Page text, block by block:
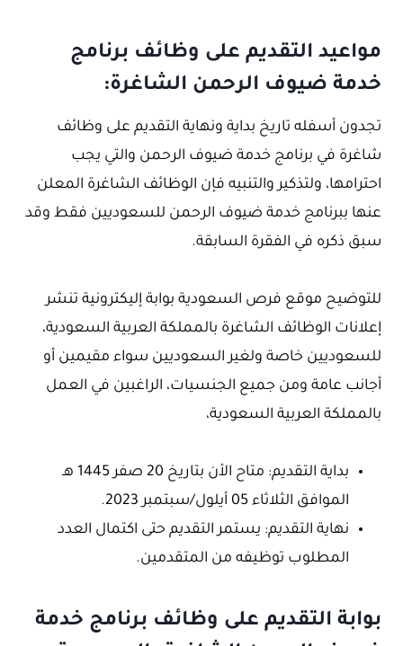
مواعيد التقديم على وظائف برنامج
خدمة ضيوف الرحمن الشاغرة:
تجدون أسفله تاريخ بداية ونهاية التقديم على وظائف
شاغرة في برنامج خدمة ضيوف الرحمن والتي يجب
احترامها، ولتذكير والتنبيه فإن الوظائف الشاغرة المعلن
عنها ببرنامج خدمة ضيوف الرحمن للسعوديين فقط وقد
سبق ذكره في الفقرة السابقة.
للتوضيح موقع فرص السعودية بوابة إليكترونية تنشر
إعلانات الوظائف الشاغرة بالمملكة العربية السعودية،
للسعوديين خاصة ولغير السعوديين سواء مقيمين أو
أجانب عامة ومن جميع الجنسيات، الراغبين في العمل
بالمملكة العربية السعودية،
بداية التقديم: متاح الأن بتاريخ 20 صفر 1445 هـ
الموافق الثلاثاء 05 أيلول/سبتمبر 2023.
نهاية التقديم: يستمر التقديم حتى اكتمال العدد
المطلوب توظيفه من المتقدمين.
بوابة التقديم على وظائف برنامج خدمة